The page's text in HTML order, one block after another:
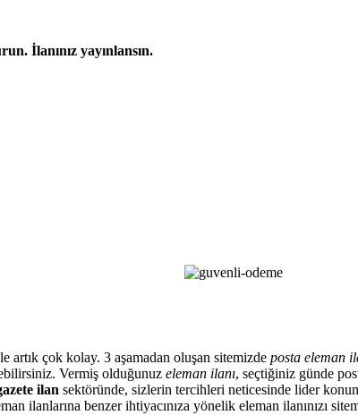
İlanınız yayınlansın.
artık çok kolay. 3 aşamadan oluşan sitemizde posta eleman
Vermiş olduğunuz eleman ilanı, seçtiğiniz günde
ilan sektöründe, sizlerin tercihleri neticesinde lider
ilanlarına benzer ihtiyacınıza yönelik eleman ilanınızı